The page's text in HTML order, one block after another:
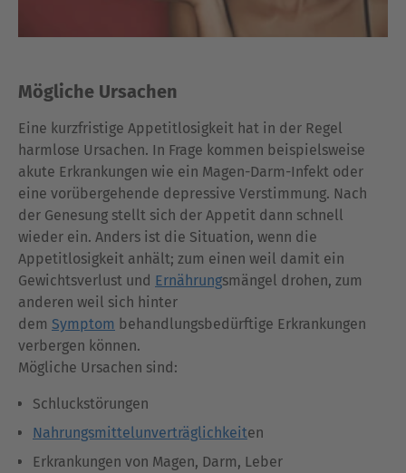
Mögliche Ursachen
Eine kurzfristige Appetitlosigkeit hat in der Regel
harmlose Ursachen. In Frage kommen beispielsweise
akute Erkrankungen wie ein Magen-Darm-Infekt oder
eine vorübergehende depressive Verstimmung. Nach
der Genesung stellt sich der Appetit dann schnell
wieder ein. Anders ist die Situation, wenn die
Appetitlosigkeit anhält; zum einen weil damit ein
Gewichtsverlust und Ernährungsmängel drohen, zum
anderen weil sich hinter
dem Symptom behandlungsbedürftige Erkrankungen
verbergen können.
Mögliche Ursachen sind:
Schluckstörungen
Nahrungsmittelunverträglichkeiten
Erkrankungen von Magen, Darm, Leber